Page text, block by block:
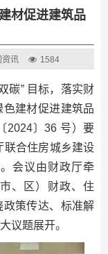
材促进建筑品
资讯 1584
碳” 目标，落实财
建材促进建筑品
2024〕36 号）要
联合住房城乡建设
会议由财政厅牵
、区）财政、住
政策传达、标准解
议题展开。